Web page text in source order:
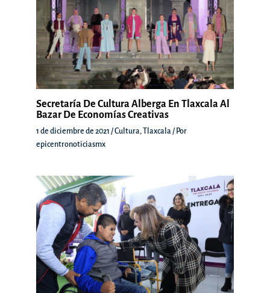
Secretaría De Cultura Alberga En Tlaxcala Al
Bazar De Economías Creativas
1 de diciembre de 2021 /Cultura, Tlaxcala / Por
epicentronoticiasmx